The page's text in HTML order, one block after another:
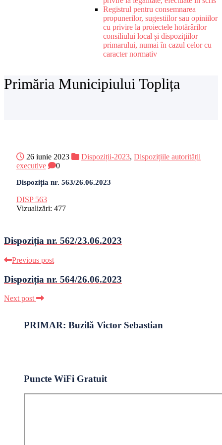
Registrul pentru consemnarea
propunerilor, sugestiilor sau opiniilor
cu privire la proiectele hotărârilor
consiliului local și dispozițiilor
primarului, numai în cazul celor cu
caracter normativ
Primăria Municipiului Toplița
26 iunie 2023 Dispoziții-2023, Dispozițiile autorității
executive
0
Dispoziția nr. 563/26.06.2023
DISP 563
Vizualizări: 477
Dispoziția nr. 562/23.06.2023
Previous post
Dispoziția nr. 564/26.06.2023
Next post
PRIMAR: Buzilă Victor Sebastian
Puncte WiFi Gratuit